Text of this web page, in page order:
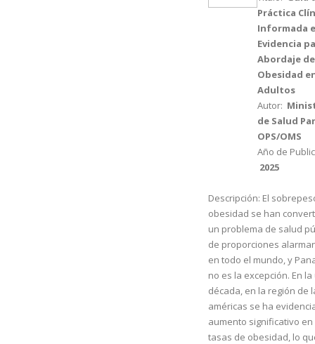
Práctica
Informada
Evidencia
Abordaje
Obesidad
Adultos
Autor:
de Salud
OPS/OMS
Año de
2025
Descripción: El
obesidad se han
un problema de salud
de proporciones
en todo el mundo, y
no es la excepción. En
década, en la región de
américas se ha
aumento significativo en
tasas de obesidad, lo